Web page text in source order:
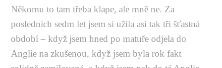
Někomu to tam třeba klape, ale mně ne. Za
posledních sedm let jsem si užila asi tak tři šťastná
období – když jsem hned po matuře odjela do
Anglie na zkušenou, když jsem byla rok fakt